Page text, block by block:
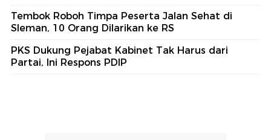
Tembok Roboh Timpa Peserta Jalan Sehat di
Sleman, 10 Orang Dilarikan ke RS
PKS Dukung Pejabat Kabinet Tak Harus dari
Partai, Ini Respons PDIP